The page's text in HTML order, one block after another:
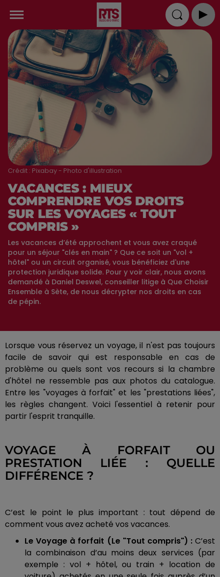
Crédit : Pixabay - Photo d'illustration
VACANCES : MIEUX
COMPRENDRE VOS DROITS
SUR LES VOYAGES « TOUT
COMPRIS »
Les vacances d’été approchent et vous avez craqué
pour un séjour "clés en main" ? Que ce soit un "vol +
hôtel" ou un circuit organisé, vous bénéficiez d'une
protection juridique solide. Pour y voir clair, nous avons
demandé à Daniel Deswel, conseiller litige à Que Choisir
Ensemble à Sète, de nous décrypter nos droits en cas
de pépin.
Lorsque vous réservez un voyage, il n'est pas toujours
facile de savoir qui est responsable en cas de
problème ou quels sont vos recours si la chambre
d'hôtel ne ressemble pas aux photos du catalogue.
Entre les "voyages à forfait" et les "prestations liées",
les règles changent. Voici l'essentiel à retenir pour
partir l'esprit tranquille.
VOYAGE À FORFAIT OU
PRESTATION LIÉE : QUELLE
DIFFÉRENCE ?
C’est le point le plus important : tout dépend de
comment vous avez acheté vos vacances.
Le Voyage à forfait (Le "Tout compris") :C’est
la combinaison d’au moins deux services (par
exemple : vol + hôtel, ou train + location de